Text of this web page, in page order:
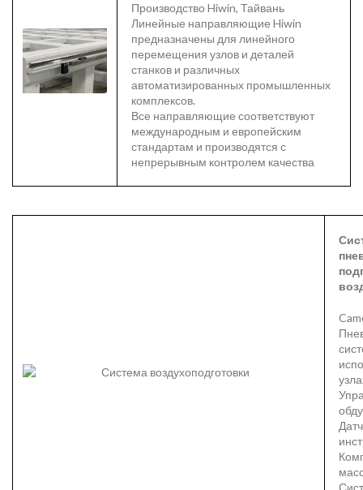
Производство Hiwin, Тайвань
Линейные направляющие Hiwin
предназначены для линейного
перемещения узлов и деталей
станков и различных
автоматизированных промышленных
комплексов.
Все направляющие соответствуют
международным и европейским
стандартам и производятся с
непрерывным контролем качества